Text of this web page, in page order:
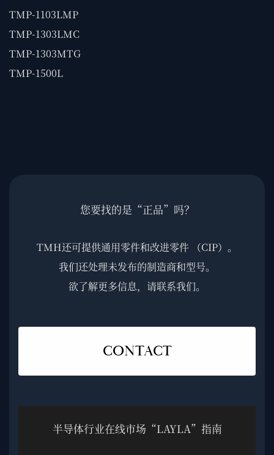
TMP-1103LMP
TMP-1303LMC
TMP-1303MTG
TMP-1500L
您要找的是“正品”吗？
TMH还可提供通用零件和改进零件 （CIP）。
我们还处理未发布的制造商和型号。
欲了解更多信息，请联系我们。
CONTACT
半导体行业在线市场“LAYLA”指南